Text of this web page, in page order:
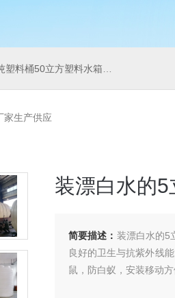
料桶50立方塑料水箱pe水箱
家生产供应
装漂白水的
简要描述： 装漂白水的5
良好的卫生与抗紫外线
鼠，防白蚁，安装移动方